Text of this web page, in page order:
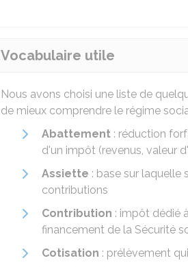
Vocabulaire utile
Nous avons choisi une liste de
de mieux comprendre le régime
Abattement : réduction
d'un impôt (revenus, valeur
Assiette : base sur
contributions
Contribution : impôt dédié
financement de la Sécurité
Cotisation : prélèvement